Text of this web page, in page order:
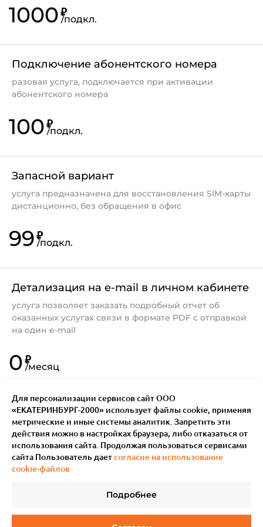
кодовое слово.
кодовое слово, его можно заменить,
обратившись в Контакт-центр или
через Контакт-центр в таком случае
возможно будет через 30 календарных
дней.
1000₽
/подкл.
Подключение абонентского номера
разовая услуга, подключается при активации
абонентского номера
100₽
/подкл.
Запасной вариант
услуга предназначена для восстановления SIM-карты
дистанционно, без обращения в офис
99₽
/подкл.
Детализация на e-mail в личном кабинете
услуга позволяет заказать подробный отчет об
оказанных услугах связи в формате PDF с отправкой
на один e-mail
0₽
/месяц
Подробнее
Для персонализации сервисов сайт ООО
«ЕКАТЕРИНБУРГ-2000» использует файлы сookie, применяя
метрические и иные системы аналитик. Запретить эти
действия можно в настройках браузера, либо отказаться от
использования сайта. Продолжая пользоваться сервисами
сайта Пользователь даетсогласие на использование
cookie-файлов